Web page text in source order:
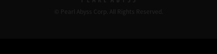
© Pearl Abyss Corp. All Rights Reserved.